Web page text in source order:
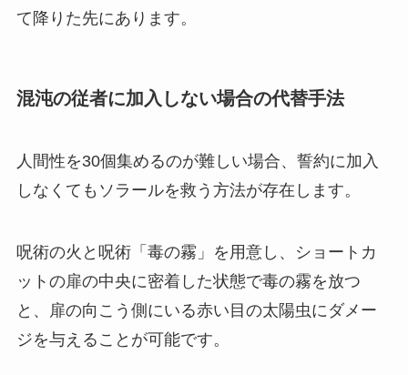
て降りた先にあります。
混沌の従者に加入しない場合の代替手法
人間性を30個集めるのが難しい場合、誓約に加入
しなくてもソラールを救う方法が存在します。
呪術の火と呪術「毒の霧」を用意し、ショートカ
ットの扉の中央に密着した状態で毒の霧を放つ
と、扉の向こう側にいる赤い目の太陽虫にダメー
ジを与えることが可能です。